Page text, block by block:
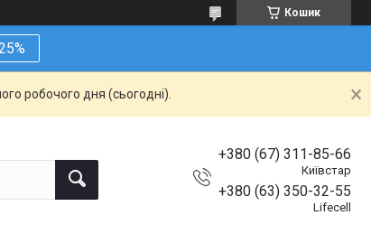
Кошик
робочого дня (сьогодні).
+380 (67) 311-85-66
Київстар
+380 (63) 350-32-55
Lifecell